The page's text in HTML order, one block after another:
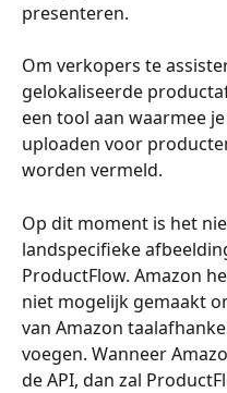
presenteren.
Om verkopers te
gelokaliseerde
een tool aan waarmee
uploaden voor
worden vermeld.
Op dit moment is het
landspecifieke
ProductFlow. Amazon
niet mogelijk gemaakt
van Amazon
voegen. Wanneer
de API, dan zal